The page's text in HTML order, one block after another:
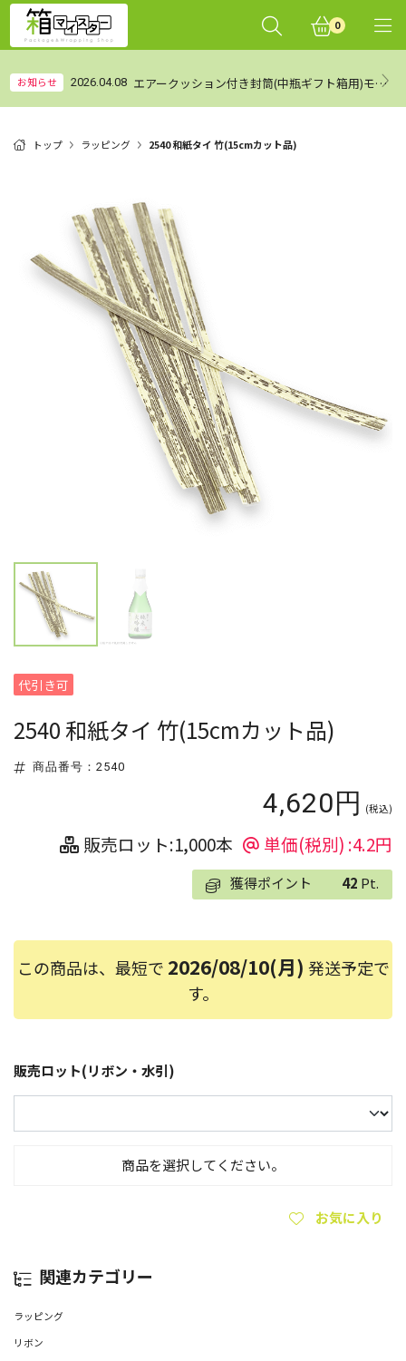
0
お知らせ 2026.04.08 エアークッション付き封筒(中瓶ギフト箱用)モニターレビュー集計結果（まとめ）
トップ ラッピング 2540 和紙タイ 竹(15cmカット品)
代引き可
2540 和紙タイ 竹(15cmカット品)
商品番号：2540
4,620円 (税込)
販売ロット:1,000本 単価(税別) :4.2円
獲得ポイント 42 Pt.
この商品は、最短で 2026/08/10(月) 発送予定で
す。
販売ロット(リボン・水引)
商品を選択してください。
お気に入り
関連カテゴリー
ラッピング
リボン